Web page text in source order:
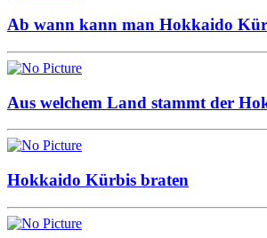
Ab wann kann man Hokkaido
Aus welchem Land stammt der
Hokkaido Kürbis braten